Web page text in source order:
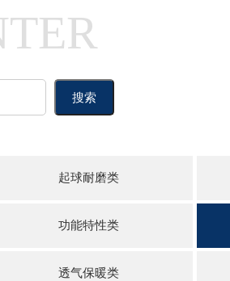
搜索
起球耐磨类
功能特性类
透气保暖类